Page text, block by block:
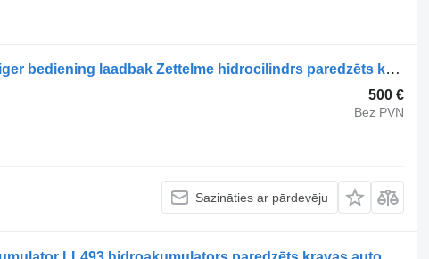
Zettelmeyer Occ hydraulische zuiger bediening laadbak Zettelme hidrocilindrs paredzēts kravas automašīnas
500 €
Bez PVN
Sazināties ar pārdevēju